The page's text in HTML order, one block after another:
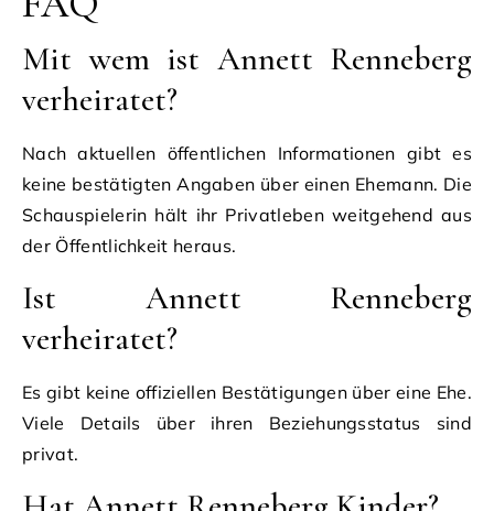
Mit wem ist Annett Renneberg
verheiratet?
Nach aktuellen öffentlichen Informationen gibt es
keine bestätigten Angaben über einen Ehemann. Die
Schauspielerin hält ihr Privatleben weitgehend aus
der Öffentlichkeit heraus.
Ist Annett Renneberg
verheiratet?
Es gibt keine offiziellen Bestätigungen über eine Ehe.
Viele Details über ihren Beziehungsstatus sind
privat.